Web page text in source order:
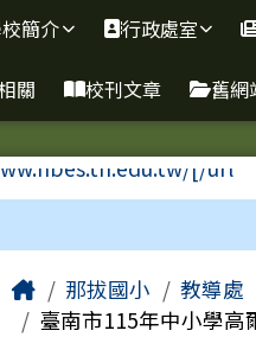
民小學
簡介 行政處室
關 校刊文章 舊網
主內容區域
Home那拔國小 教導處
臺南市115年中小學高